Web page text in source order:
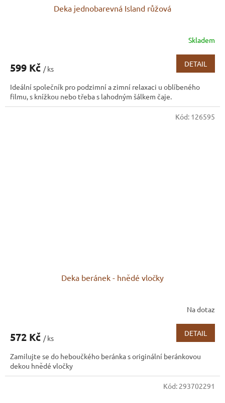
Deka jednobarevná Island růžová
je
z
5
hvězdiček.
Skladem
599 Kč / ks
DETAIL
Ideální společník pro podzimní a zimní relaxaci u oblíbeného
filmu, s knížkou nebo třeba s lahodným šálkem čaje.
Deka beránek - hnědé vločky
Na dotaz
572 Kč / ks
DETAIL
Zamilujte se do heboučkého beránka s originální beránkovou
dekou hnědé vločky
Kód: 126595
Kód: 293702291